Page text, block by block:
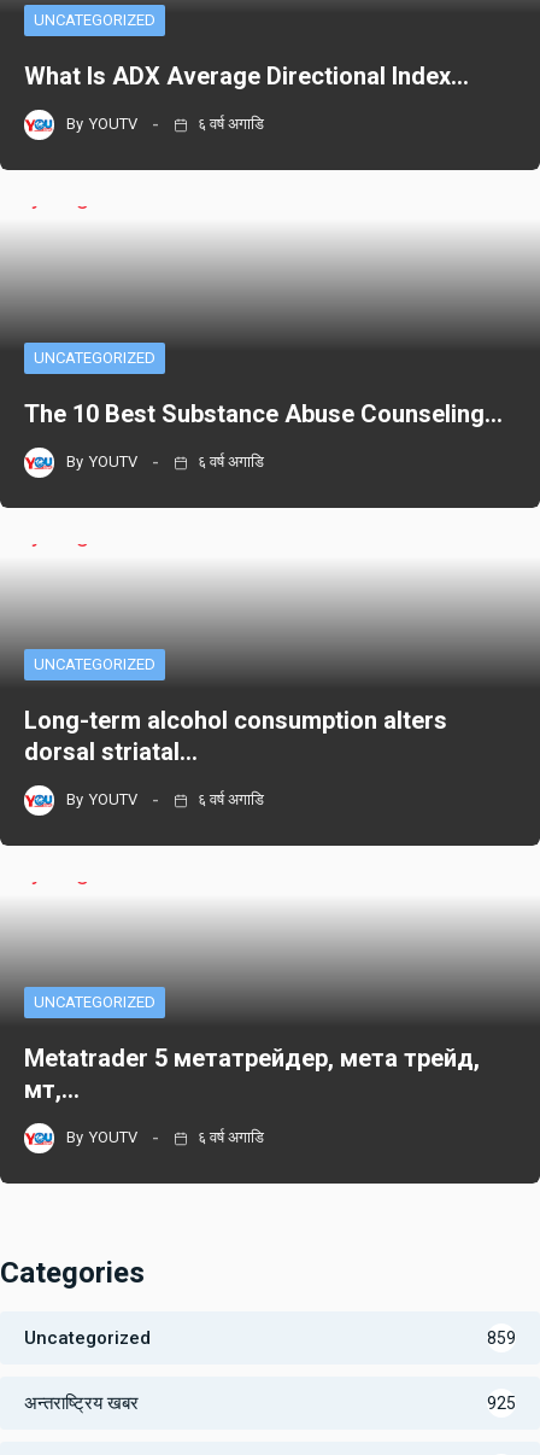
UNCATEGORIZED
What Is ADX Average Directional Index…
By YOUTV ६ वर्ष अगाडि
UNCATEGORIZED
The 10 Best Substance Abuse Counseling…
By YOUTV ६ वर्ष अगाडि
UNCATEGORIZED
Long-term alcohol consumption alters
dorsal striatal…
By YOUTV ६ वर्ष अगाडि
UNCATEGORIZED
Metatrader 5 метатрейдер, мета трейд,
мт,…
By YOUTV ६ वर्ष अगाडि
Categories
Uncategorized 859
अन्तराष्ट्रिय खबर 925